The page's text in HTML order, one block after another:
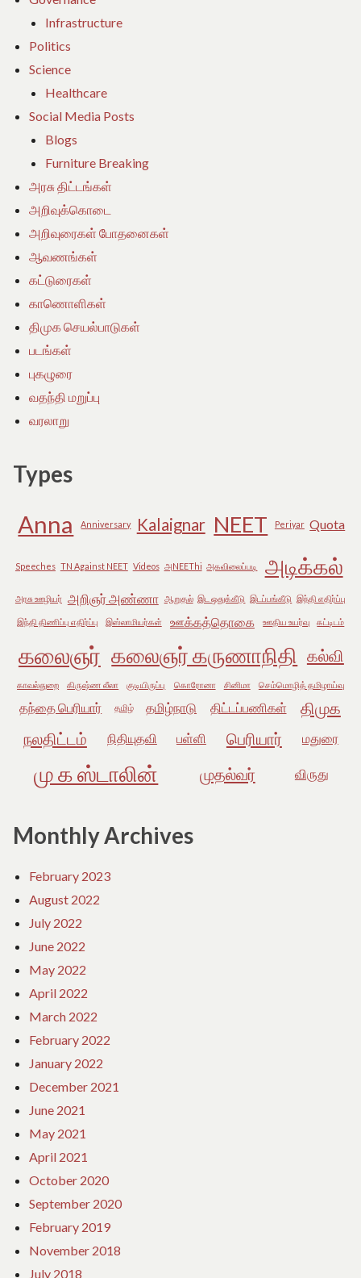
Infrastructure
Politics
Science
Healthcare
Social Media Posts
Blogs
Furniture Breaking
அரசு திட்டங்கள்
அறிவுக்கொடை
அறிவுரைகள் போதனைகள்
ஆவணங்கள்
கட்டுரைகள்
காணொளிகள்
திமுக செயல்பாடுகள்
படங்கள்
புகழுரை
வதந்தி மறுப்பு
வரலாறு
Types
Anna Anniversary Kalaignar NEET Periyar Quota
Speeches TN Against NEET Videos அNEEThi அகவிலைப்படி அடிக்கல்
அரசு ஊழியர் அறிஞர் அண்ணா ஆறுதல் இட ஒதுக்கீடு இடப்பங்கீடு இந்தி எதிர்ப்பு
இந்தி திணிப்பு எதிர்ப்பு இஸ்லாமியர்கள் ஊக்கத்தொகை ஊதிய உயர்வு கட்டிடம்
கலைஞர் கலைஞர் கருணாநிதி கல்வி
காவல்துறை கிருஷ்ண லீலா குடியிருப்பு கொரோனா சினிமா செம்மொழித் தமிழாய்வு
தந்தை பெரியார் தமிழ் தமிழ்நாடு திட்டப்பணிகள்
திமுக
நலதிட்டம்
நிதியுதவி பள்ளி பெரியார் மதுரை
மு க ஸ்டாலின் முதல்வர் விருது
Monthly Archives
February 2023
August 2022
July 2022
June 2022
May 2022
April 2022
March 2022
February 2022
January 2022
December 2021
June 2021
May 2021
April 2021
October 2020
September 2020
February 2019
November 2018
July 2018